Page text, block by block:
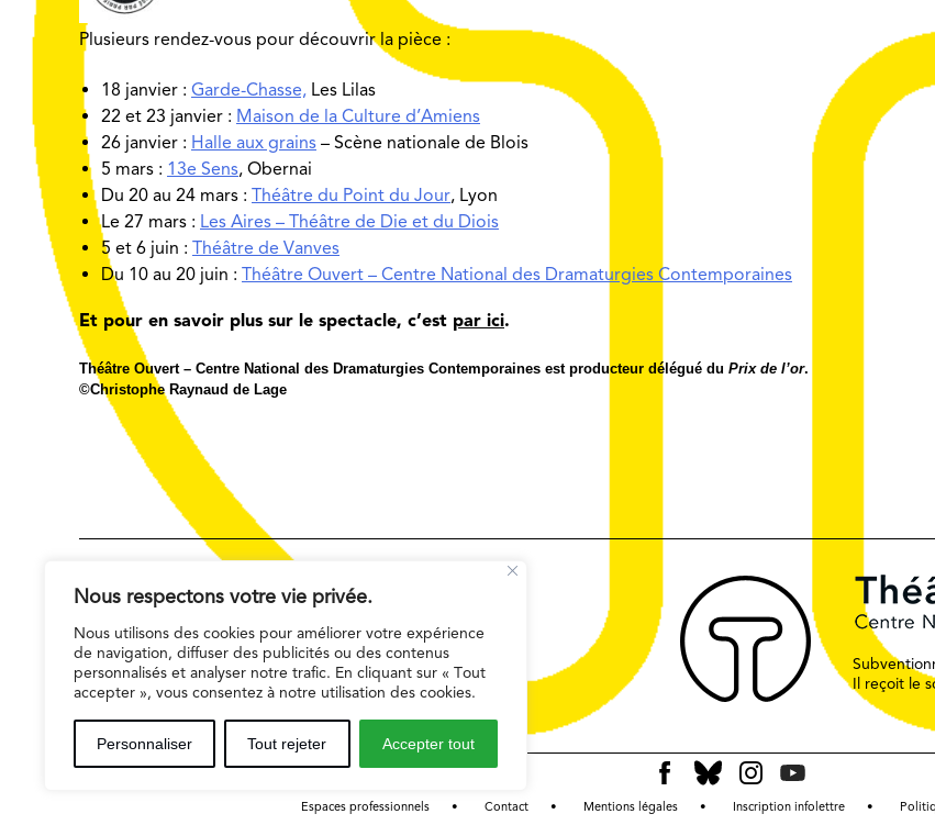
Nous respectons votre vie privée.
Nous utilisons des cookies pour améliorer votre expérience
de navigation, diffuser des publicités ou des contenus
personnalisés et analyser notre trafic. En cliquant sur « Tout
accepter », vous consentez à notre utilisation des cookies.
Personnaliser Tout rejeter Accepter tout
Plusieurs rendez-vous pour découvrir la pièce :
18 janvier : Garde-Chasse, Les Lilas
22 et 23 janvier : Maison de la Culture d’Amiens
26 janvier : Halle aux grains – Scène nationale de Blois
5 mars : 13e Sens, Obernai
Du 20 au 24 mars : Théâtre du Point du Jour, Lyon
Le 27 mars : Les Aires – Théâtre de Die et du Diois
5 et 6 juin : Théâtre de Vanves
Du 10 au 20 juin : Théâtre Ouvert – Centre National des Dramaturgies Contemporaines
Et pour en savoir plus sur le spectacle, c’est par ici.
Théâtre Ouvert – Centre National des Dramaturgies Contemporaines est producteur délégué du Prix de l’or.
©Christophe Raynaud de Lage
159 Avenue Gambetta
75020 Paris
01 42 55 74 40
Réservations 01 42 55 55 50
Il reçoit le
Espaces professionnels Contact Mentions légales Inscription infolettre